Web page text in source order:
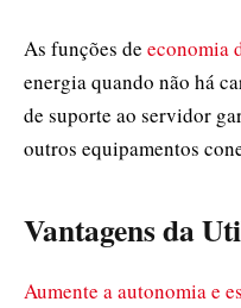
As funções de economia
energia quando não há
de suporte ao servidor
outros equipamentos
Vantagens da
Aumente a autonomia e